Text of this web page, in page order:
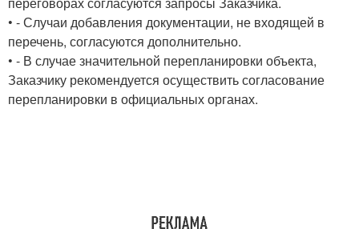
• - Случаи добавления документации, не входящей в
перечень, согласуются дополнительно.
• - В случае значительной перепланировки объекта,
Заказчику рекомендуется осуществить согласование
перепланировки в официальных органах.